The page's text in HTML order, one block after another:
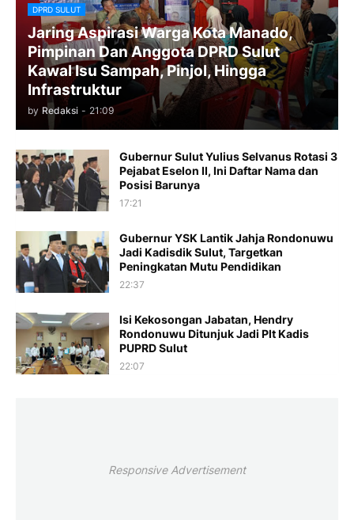
DPRD SULUT
Jaring Aspirasi Warga Kota Manado,
Pimpinan Dan Anggota DPRD Sulut
Kawal Isu Sampah, Pinjol, Hingga
Infrastruktur
by Redaksi - 21:09
​Gubernur Sulut Yulius Selvanus Rotasi 3
Pejabat Eselon II, Ini Daftar Nama dan
Posisi Barunya
17:21
Gubernur YSK Lantik Jahja Rondonuwu
Jadi Kadisdik Sulut, Targetkan
Peningkatan Mutu Pendidikan
22:37
Isi Kekosongan Jabatan, Hendry
Rondonuwu Ditunjuk Jadi Plt Kadis
PUPRD Sulut
22:07
Responsive Advertisement